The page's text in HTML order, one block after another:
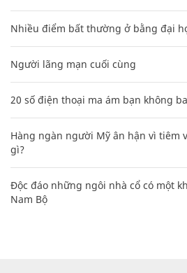
Nhiều điểm bất thường ở bằng đại
Người lãng mạn cuối cùng
20 số điện thoại ma ám bạn không
Hàng ngàn người Mỹ ân hận vì tiêm
gì?
Độc đáo những ngôi nhà cổ có một
Nam Bộ